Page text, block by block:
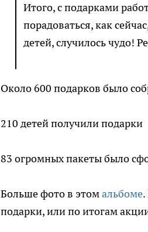
Итого, с подарками
порадоваться, как
детей, случилось чудо!
Около 600 подарков было
210 детей получили подарки
83 огромных пакеты было
Больше фото в этомальбоме
подарки, или по итогам